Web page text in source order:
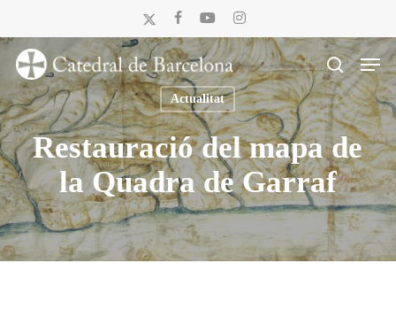
to
main
content
x-
twitter
facebookyoutube instagram
search
Menu
Actualitat
Restauració del mapa de
la Quadra de Garraf